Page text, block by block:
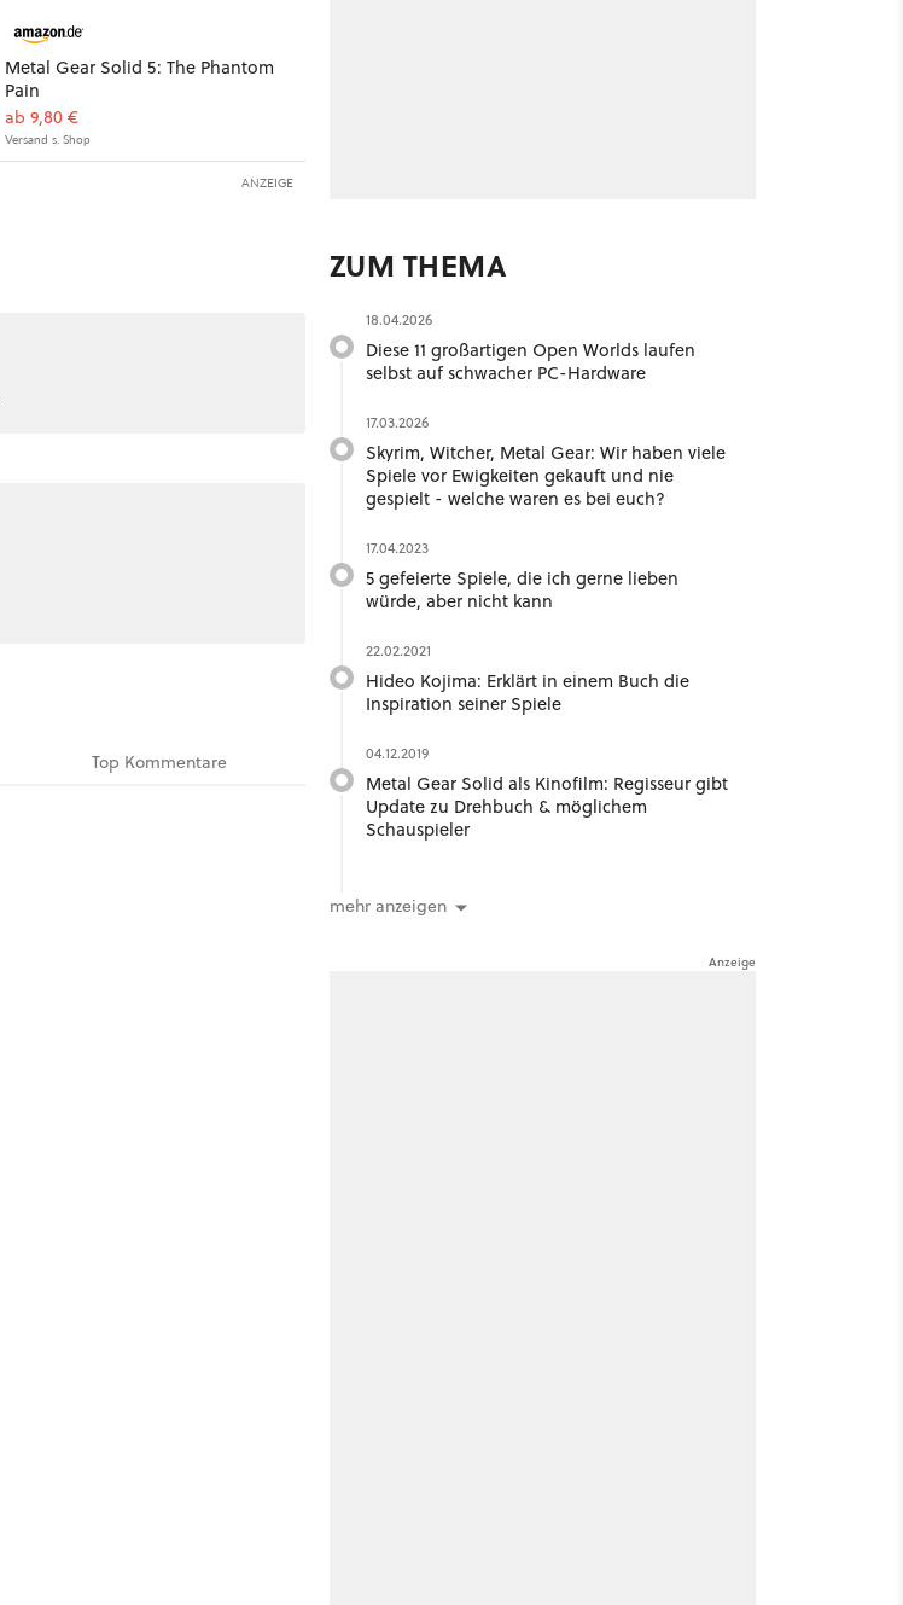
Metal Gear Solid 5: The Phantom
Pain
ab 9,80 €
Versand s. Shop
ANZEIGE
Top Kommentare
ZUM THEMA
18.04.2026
Diese 11 großartigen Open Worlds laufen
selbst auf schwacher PC-Hardware
17.03.2026
Skyrim, Witcher, Metal Gear: Wir haben viele
Spiele vor Ewigkeiten gekauft und nie
gespielt - welche waren es bei euch?
17.04.2023
5 gefeierte Spiele, die ich gerne lieben
würde, aber nicht kann
22.02.2021
Hideo Kojima: Erklärt in einem Buch die
Inspiration seiner Spiele
04.12.2019
Metal Gear Solid als Kinofilm: Regisseur gibt
Update zu Drehbuch & möglichem
Schauspieler
mehr anzeigen